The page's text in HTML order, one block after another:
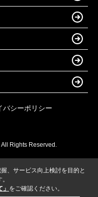
バシーポリシー
Rights Reserved.
、サービス向上検討を目的と
をご確認ください。